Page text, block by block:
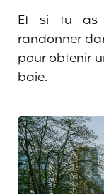
Et si tu as
randonner
pour obtenir
baie.